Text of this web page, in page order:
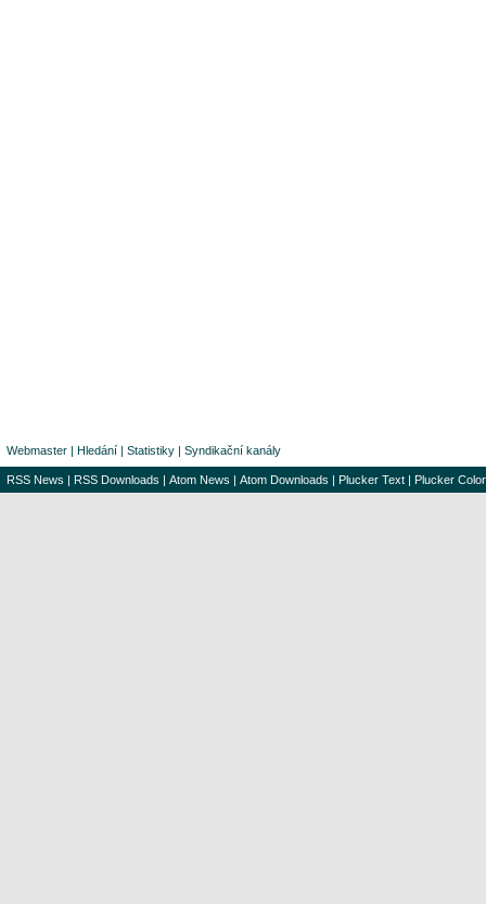
Webmaster | Hledání | Statistiky | Syndikační kanály
RSS News | RSS Downloads | Atom News | Atom Downloads | Plucker Text | Plucker Color